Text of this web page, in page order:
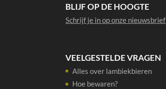
BLIJF OP DE HOOGTE
Schrijf je in op onze nieuwsbrief
VEELGESTELDE VRAGEN
Alles over lambiekbieren
Hoe bewaren?